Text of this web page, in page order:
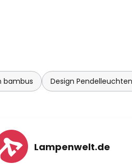
bambus Design
Lampenwelt.de